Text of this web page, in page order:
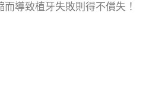
導致植牙失敗則得不償失！